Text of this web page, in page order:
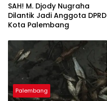
SAH! M. Djody Nugraha
Dilantik Jadi Anggota DPRD
Kota Palembang
Palembang